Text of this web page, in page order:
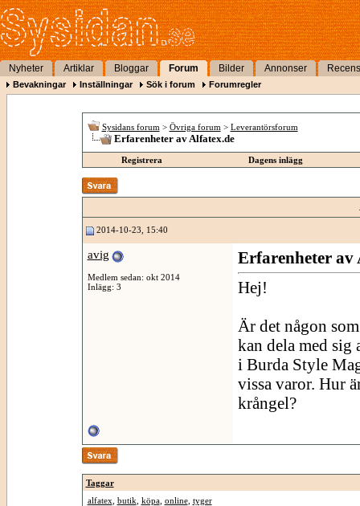
Nyheter Artiklar Bloggar Forum Bilder Annonser
Bevakningar Inställningar Sök i forum Forumregler
Sysidans forum > Övriga forum > Leverantörsforum
Erfarenheter av Alfatex.de
Registrera Dagens inlägg
2014-10-23, 15:40
avig
Medlem sedan: okt 2014
Inlägg: 3
Erfarenheter av
Hej!
Är det någon
kan dela med sig
i Burda Style
vissa varor. Hur
krångel?
Taggar
alfatex butik köpa, online, tyger